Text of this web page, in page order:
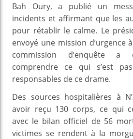
Bah Oury, a publié un
incidents et affirmant que les
pour rétablir le calme. Le
envoyé une mission d’urgence
commission d’enquête
comprendre ce qui s’est
responsables de ce drame.
Des sources hospitalières à
avoir reçu 130 corps, ce qui
avec le bilan officiel de 56
victimes se rendent à la